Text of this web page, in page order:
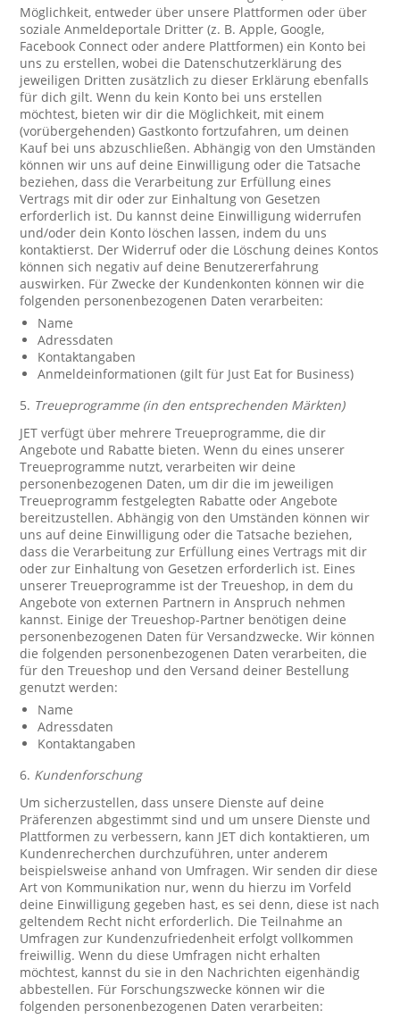
Möglichkeit, entweder über unsere Plattformen oder über
soziale Anmeldeportale Dritter (z. B. Apple, Google,
Facebook Connect oder andere Plattformen) ein Konto bei
uns zu erstellen, wobei die Datenschutzerklärung des
jeweiligen Dritten zusätzlich zu dieser Erklärung ebenfalls
für dich gilt. Wenn du kein Konto bei uns erstellen
möchtest, bieten wir dir die Möglichkeit, mit einem
(vorübergehenden) Gastkonto fortzufahren, um deinen
Kauf bei uns abzuschließen. Abhängig von den Umständen
können wir uns auf deine Einwilligung oder die Tatsache
beziehen, dass die Verarbeitung zur Erfüllung eines
Vertrags mit dir oder zur Einhaltung von Gesetzen
erforderlich ist. Du kannst deine Einwilligung widerrufen
und/oder dein Konto löschen lassen, indem du uns
kontaktierst. Der Widerruf oder die Löschung deines Kontos
können sich negativ auf deine Benutzererfahrung
auswirken. Für Zwecke der Kundenkonten können wir die
folgenden personenbezogenen Daten verarbeiten:
Name
Adressdaten
Kontaktangaben
Anmeldeinformationen (gilt für Just Eat for Business)
5. Treueprogramme (in den entsprechenden Märkten)
JET verfügt über mehrere Treueprogramme, die dir
Angebote und Rabatte bieten. Wenn du eines unserer
Treueprogramme nutzt, verarbeiten wir deine
personenbezogenen Daten, um dir die im jeweiligen
Treueprogramm festgelegten Rabatte oder Angebote
bereitzustellen. Abhängig von den Umständen können wir
uns auf deine Einwilligung oder die Tatsache beziehen,
dass die Verarbeitung zur Erfüllung eines Vertrags mit dir
oder zur Einhaltung von Gesetzen erforderlich ist. Eines
unserer Treueprogramme ist der Treueshop, in dem du
Angebote von externen Partnern in Anspruch nehmen
kannst. Einige der Treueshop-Partner benötigen deine
personenbezogenen Daten für Versandzwecke. Wir können
die folgenden personenbezogenen Daten verarbeiten, die
für den Treueshop und den Versand deiner Bestellung
genutzt werden:
Name
Adressdaten
Kontaktangaben
6. Kundenforschung
Um sicherzustellen, dass unsere Dienste auf deine
Präferenzen abgestimmt sind und um unsere Dienste und
Plattformen zu verbessern, kann JET dich kontaktieren, um
Kundenrecherchen durchzuführen, unter anderem
beispielsweise anhand von Umfragen. Wir senden dir diese
Art von Kommunikation nur, wenn du hierzu im Vorfeld
deine Einwilligung gegeben hast, es sei denn, diese ist nach
geltendem Recht nicht erforderlich. Die Teilnahme an
Umfragen zur Kundenzufriedenheit erfolgt vollkommen
freiwillig. Wenn du diese Umfragen nicht erhalten
möchtest, kannst du sie in den Nachrichten eigenhändig
abbestellen. Für Forschungszwecke können wir die
folgenden personenbezogenen Daten verarbeiten: